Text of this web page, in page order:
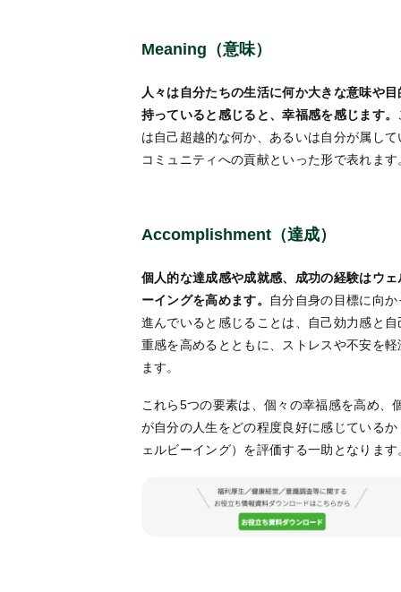
Meaning（意味）
人々は自分たちの生活に何か大きな意味や目
持っていると感じると、幸福感を感じます。
は自己超越的な何か、あるいは自分が属して
コミュニティへの貢献といった形で表れます
Accomplishment（達成）
個人的な達成感や成就感、成功の経験はウェ
ーイングを高めます。
自分自身の目標に向か
進んでいると感じることは、自己効力感と自
重感を高めるとともに、ストレスや不安を軽
ます。
これら5つの要素は、個々の幸福感を高め、
が自分の人生をどの程度良好に感じているか
ェルビーイング）を評価する一助となります